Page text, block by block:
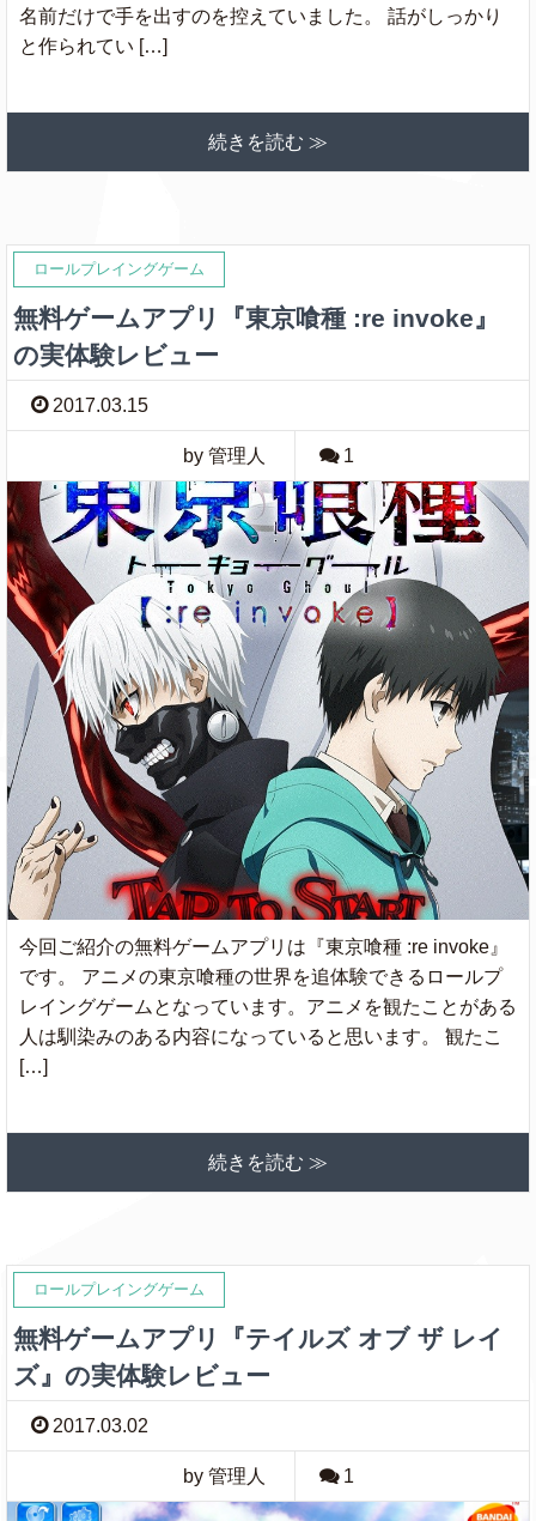
名前だけで手を出すのを控えていました。 話がしっかり
と作られてい […]
続きを読む ≫
ロールプレイングゲーム
無料ゲームアプリ『東京喰種 :re invoke』
の実体験レビュー
2017.03.15
by 管理人 1
今回ご紹介の無料ゲームアプリは『東京喰種 :re invoke』
です。 アニメの東京喰種の世界を追体験できるロールプ
レイングゲームとなっています。アニメを観たことがある
人は馴染みのある内容になっていると思います。 観たこ
[…]
続きを読む ≫
ロールプレイングゲーム
無料ゲームアプリ『テイルズ オブ ザ レイ
ズ』の実体験レビュー
2017.03.02
by 管理人 1